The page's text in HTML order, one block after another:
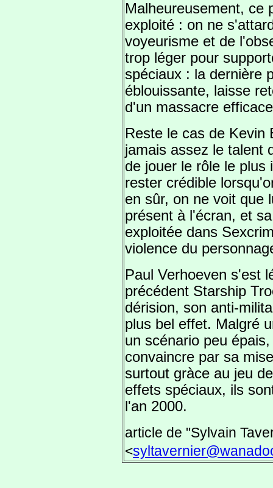
Malheureusement, ce
exploité : on ne
voyeurisme et de
trop léger pour
spéciaux : la dernière
éblouissante, laisse
d'un massacre
Reste le cas de Kevin
jamais assez le talent
de jouer le rôle le plus
rester crédible
en sûr, on ne voit que
présent à l'écran, et
exploitée dans
violence du
Paul Verhoeven s'est
précédent Starship
dérision, son anti-
plus bel effet. Malgré
un scénario peu
convaincre par sa
surtout gràce au jeu
effets spéciaux, ils
l'an 2000.
article de "Sylvain
<